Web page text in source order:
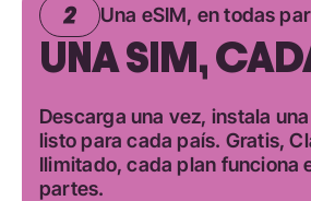
Una eSIM, en todas
UNA SIM,
Descarga una vez, instala
listo para cada país. Gratis,
Ilimitado, cada plan funciona
partes.